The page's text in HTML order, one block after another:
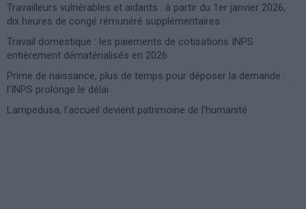
Travailleurs vulnérables et aidants : à partir du 1er janvier 2026,
dix heures de congé rémunéré supplémentaires
Travail domestique : les paiements de cotisations INPS
entièrement dématérialisés en 2026
Prime de naissance, plus de temps pour déposer la demande :
l’INPS prolonge le délai
Lampedusa, l’accueil devient patrimoine de l’humanité